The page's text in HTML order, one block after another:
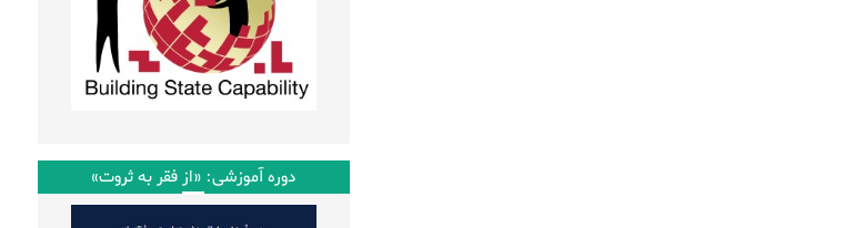
دوره آموزشی: «از فقر به ثروت»